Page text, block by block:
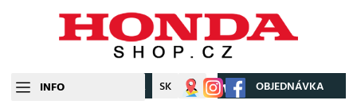
INFO CZ SK Můj účet OBJEDNÁVKA